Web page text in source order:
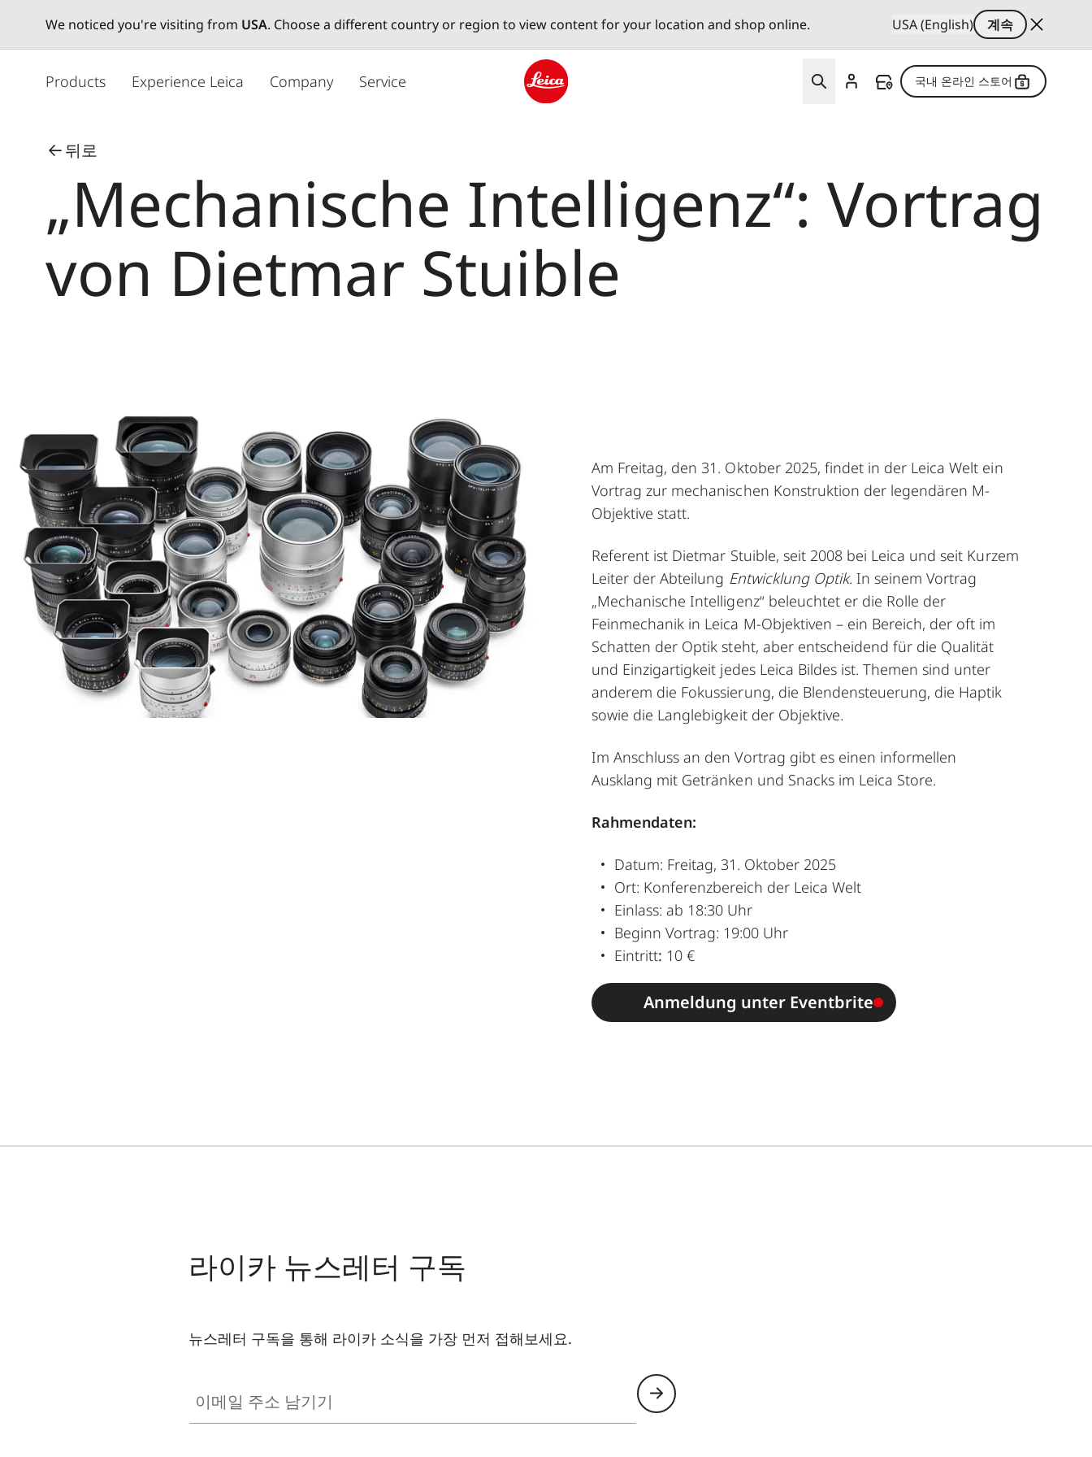
We noticed you're visiting from USA. Choose a different country or region to view content for your location and shop online. USA (English)
계속
Products Experience Leica Company Service 국내 온라인 스토어
뒤로
„Mechanische Intelligenz“: Vortrag
von Dietmar Stuible
Am Freitag, den 31. Oktober 2025, findet in der Leica Welt ein
Vortrag zur mechanischen Konstruktion der legendären M-
Objektive statt.
Referent ist Dietmar Stuible, seit 2008 bei Leica und seit Kurzem
Leiter der Abteilung Entwicklung Optik. In seinem Vortrag
„Mechanische Intelligenz“ beleuchtet er die Rolle der
Feinmechanik in Leica M-Objektiven – ein Bereich, der oft im
Schatten der Optik steht, aber entscheidend für die Qualität
und Einzigartigkeit jedes Leica Bildes ist. Themen sind unter
anderem die Fokussierung, die Blendensteuerung, die Haptik
sowie die Langlebigkeit der Objektive.
Im Anschluss an den Vortrag gibt es einen informellen
Ausklang mit Getränken und Snacks im Leica Store.
Rahmendaten:
Datum: Freitag, 31. Oktober 2025
Ort: Konferenzbereich der Leica Welt
Einlass: ab 18:30 Uhr
Beginn Vortrag: 19:00 Uhr
Eintritt: 10 €
Anmeldung unter Eventbrite
라이카 뉴스레터 구독
뉴스레터 구독을 통해 라이카 소식을 가장 먼저 접해보세요.